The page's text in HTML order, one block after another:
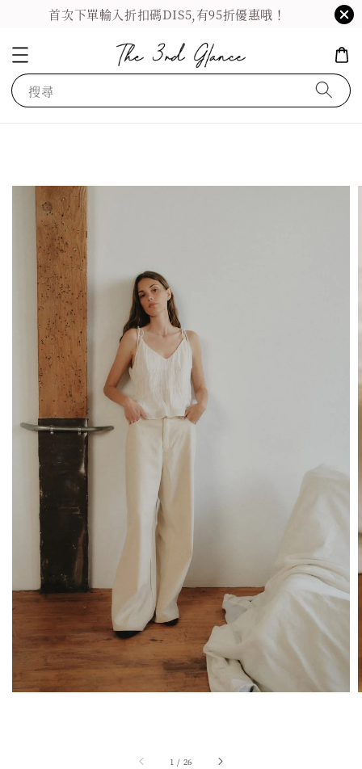
首次下單輸入折扣碼DIS5,有95折優惠哦！
搜尋
1 / 26